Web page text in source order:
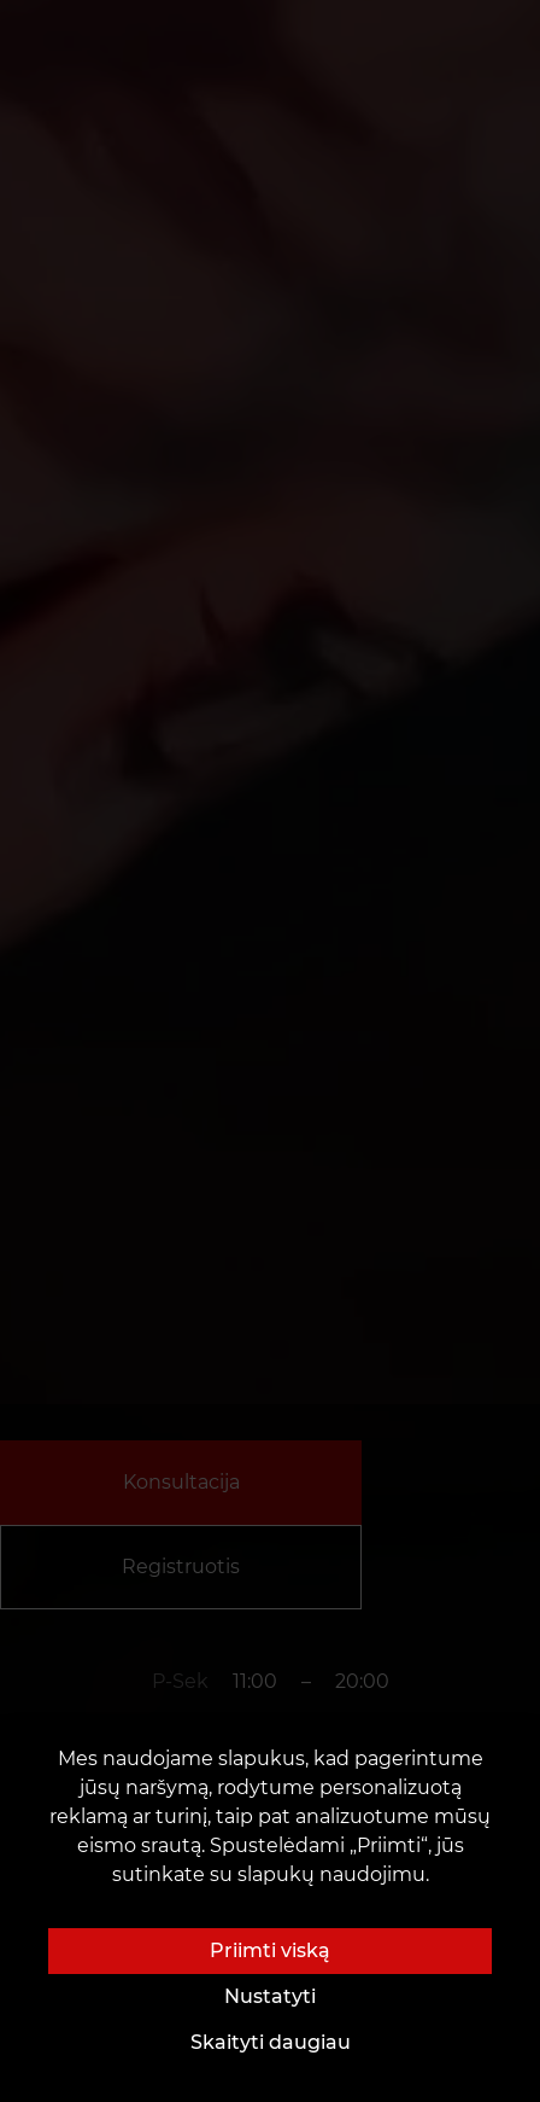
m. Vilnius
Konsultacija
Registruotis
P-Sek 11:00 – 20:00
+37066654177
Mes naudojame slapukus, kad pagerintume
jūsų naršymą, rodytume personalizuotą
reklamą ar turinį, taip pat analizuotume mūsų
eismo srautą. Spustelėdami „Priimti“, jūs
sutinkate su slapukų naudojimu.
Priimti viską
Nustatyti
Skaityti daugiau